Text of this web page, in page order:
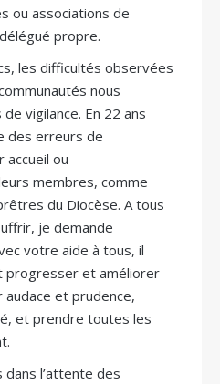
ou associations de
propre.
les difficultés observées
nous
vigilance. En 22 ans
des erreurs de
accueil ou
membres, comme
du Diocèse. A tous
je demande
votre aide à tous, il
progresser et améliorer
audace et prudence,
et prendre toutes les
l’attente des